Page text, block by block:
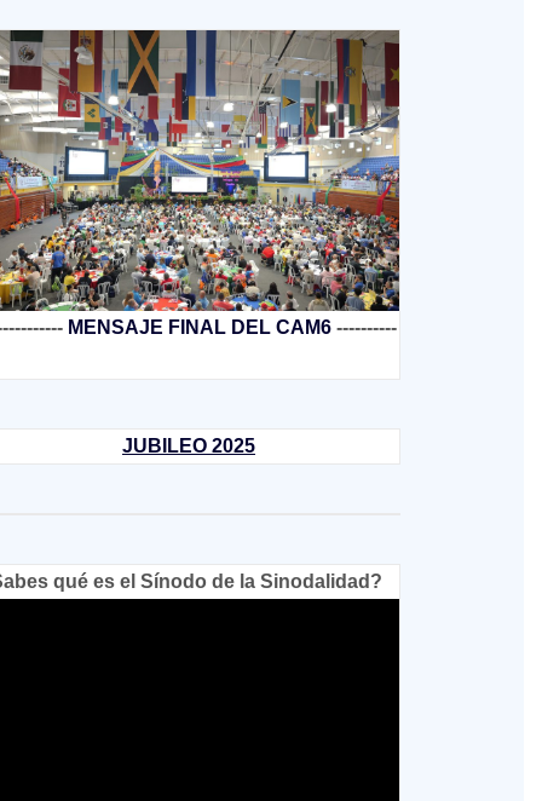
MENSAJE FINAL DEL CAM6 ----------
JUBILEO 2025
qué es el Sínodo de la Sinodalidad?